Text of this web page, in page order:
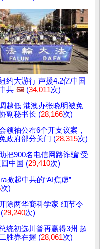
约大游行 声援4.2亿中国
共 🖼️ (34,011次)
越低 港澳办张晓明被免
副秘书长 (28,166次)
领袖公布6个开支议案，
政府部分关门 (28,315次)
把900名电信网路诈骗“受
回中国 (29,410次)
掀起中共的“AI焦虑”
次)
除两华裔科学家 细节令
29,240次)
统初选川普再赢得3州 超
胜券在握 (28,061次)